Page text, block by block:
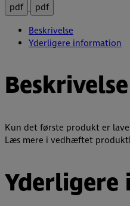
pdf
pdf
Beskrivelse
Yderligere information
Beskrivelse
Kun det første produkt er
Læs mere i vedhæftet